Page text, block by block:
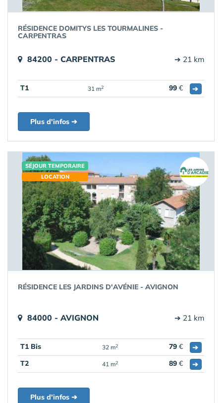
RÉSIDENCE DOMITYS LES TOURMALINES -
CARPENTRAS
84200 - CARPENTRAS ➔ 21 km
T1 31 m2 99 € ➔
Plus d'infos ➔
SÉJOUR TEMPORAIRE
LOCATION
RÉSIDENCE LES JARDINS D'AVÉNIE - AVIGNON
84000 - AVIGNON ➔ 21 km
T1 Bis 32 m2 79 €
➔
T2
41 m2 89 € ➔
Plus d'infos ➔